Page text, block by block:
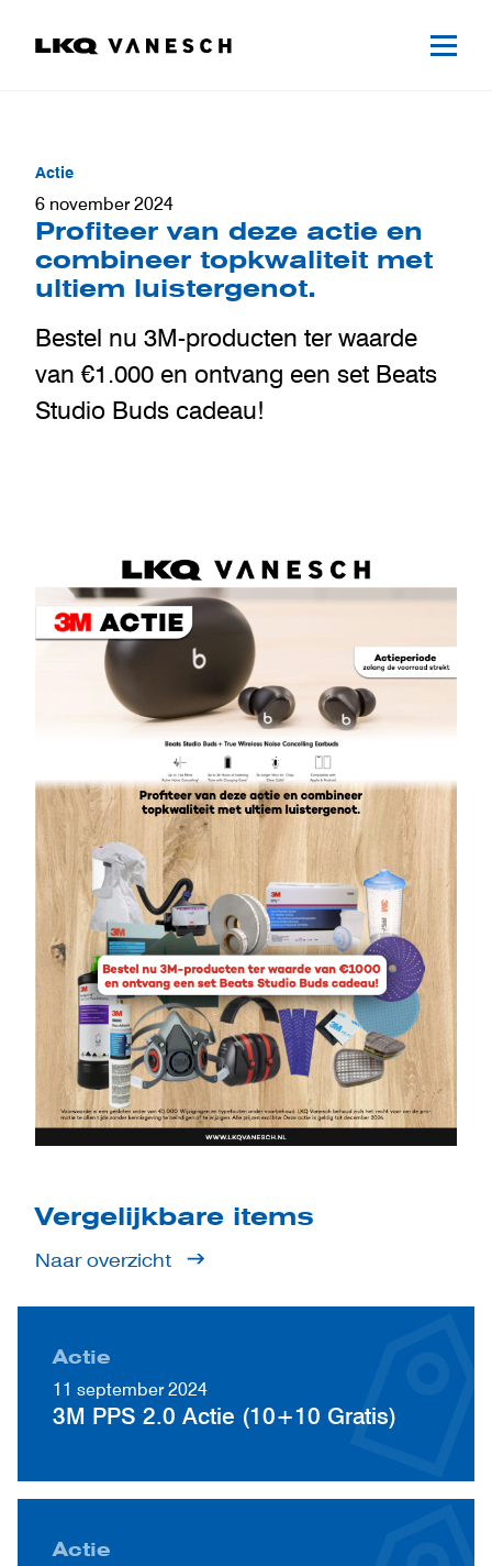
Actie
6 november 2024
Profiteer van deze actie en
combineer topkwaliteit met
ultiem luistergenot.
Bestel nu 3M-producten ter waarde
van €1.000 en ontvang een set Beats
Studio Buds cadeau!
Vergelijkbare items
Naar overzicht
Actie
11 september 2024
3M PPS 2.0 Actie (10+10 Gratis)
Actie